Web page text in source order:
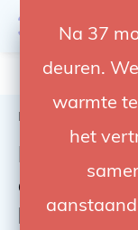
Na 37
deuren.
warmte
het
4.92 / 5
Flash
location